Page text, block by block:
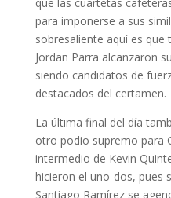
para imponerse a sus
sobresaliente aquí es
Jordan Parra alcanzaron
siendo candidatos de
destacados del certamen.
La última final del día
otro podio supremo para
intermedio de Kevin
hicieron el uno-dos, pues
Santiago Ramírez se